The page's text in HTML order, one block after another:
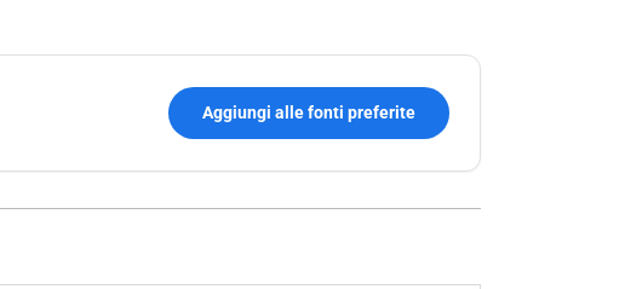
Aggiungi alle fonti preferite